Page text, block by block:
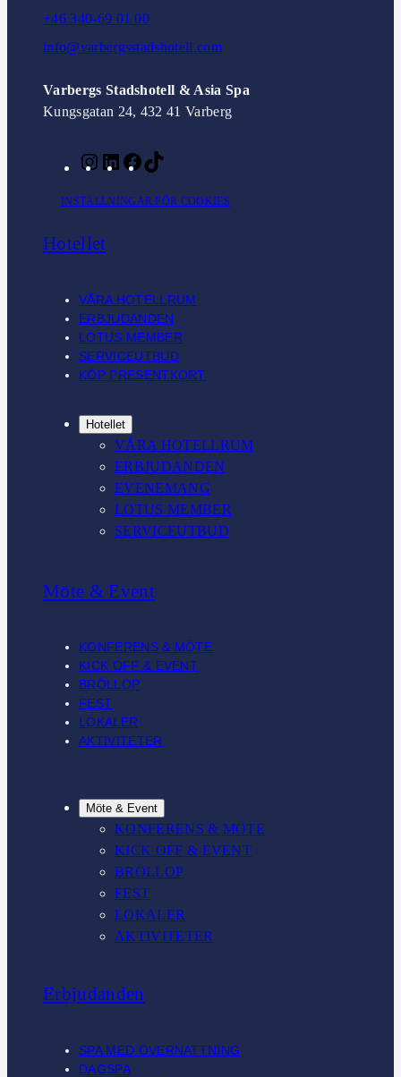
+46 340-69 01 00
info@varbergsstadshotell.com
Varbergs Stadshotell & Asia Spa
Kungsgatan 24, 432 41 Varberg
s
a
a
m
L
n
n
F
c
k
k
INSTÄLLNINGAR FÖR COOKIES
Hotellet
VÅRA HOTELLRUM
ERBJUDANDEN
LOTUS MEMBER
SERVICEUTBUD
KÖP PRESENTKORT
Hotellet
VÅRA HOTELLRUM
ERBJUDANDEN
EVENEMANG
LOTUS MEMBER
SERVICEUTBUD
Möte & Event
KONFERENS & MÖTE
KICK OFF & EVENT
BRÖLLOP
FEST
LOKALER
AKTIVITETER
Möte & Event
KONFERENS & MÖTE
KICK OFF & EVENT
BRÖLLOP
FEST
LOKALER
AKTIVITETER
Erbjudanden
SPA MED ÖVERNATTNING
DAGSPA